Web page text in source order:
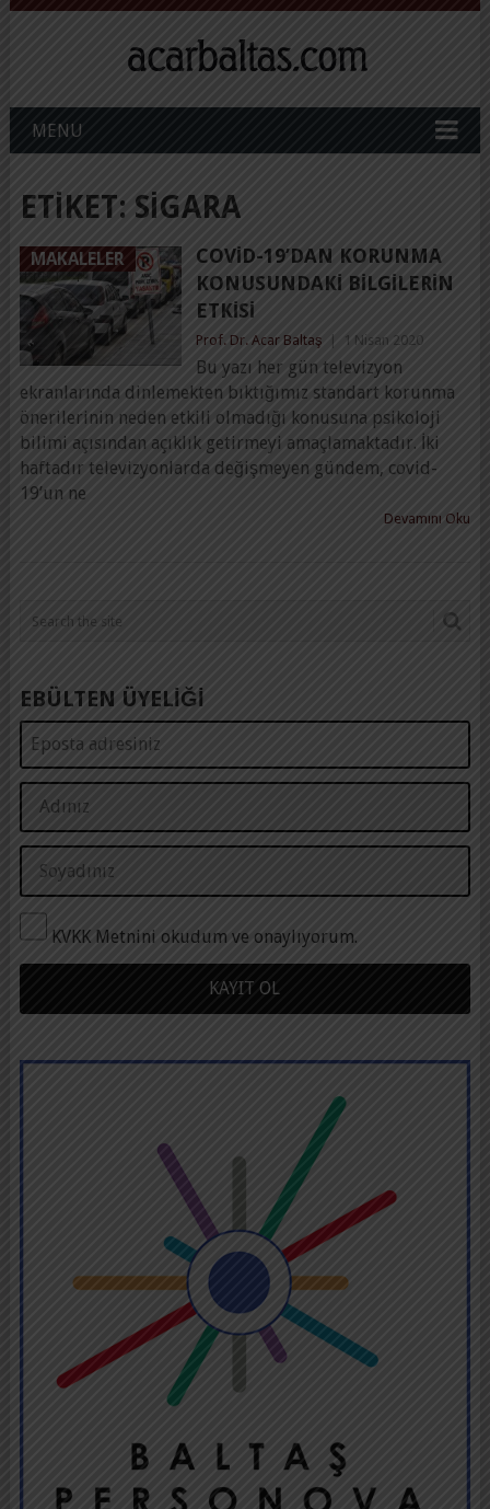
MENU
ETIKET: SIGARA
MAKALELER
COVID-19’DAN KORUNMA
KONUSUNDAKI BILGILERIN
ETKISI
Prof. Dr. Acar Baltaş 1 Nisan 2020
Bu yazı her gün televizyon
ekranlarında dinlemekten bıktığımız standart korunma
önerilerinin neden etkili olmadığı konusuna psikoloji
bilimi açısından açıklık getirmeyi amaçlamaktadır. İki
haftadır televizyonlarda değişmeyen gündem, covid-
19’un ne
Devamını Oku
EBÜLTEN ÜYELİĞİ
KVKK Metnini okudum ve onaylıyorum.